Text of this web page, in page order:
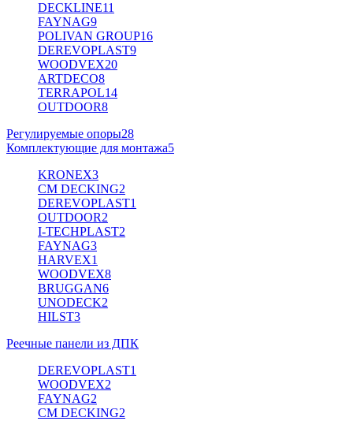
DECKLINE11
FAYNAG9
POLIVAN GROUP16
DEREVOPLAST9
WOODVEX20
ARTDECO8
TERRAPOL14
OUTDOOR8
Регулируемые опоры28
Комплектующие для монтажа5
KRONEX3
CM DECKING2
DEREVOPLAST1
OUTDOOR2
I-TECHPLAST2
FAYNAG3
HARVEX1
WOODVEX8
BRUGGAN6
UNODECK2
HILST3
Реечные панели из ДПК
DEREVOPLAST1
WOODVEX2
FAYNAG2
CM DECKING2